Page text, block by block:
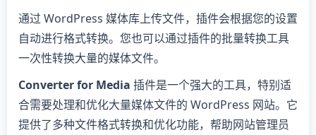
通过 WordPress 媒体库上传文件，插件会根据您的设置
自动进行格式转换。您也可以通过插件的批量转换工具
一次性转换大量的媒体文件。
Converter for Media 插件是一个强大的工具，特别适
合需要处理和优化大量媒体文件的 WordPress 网站。它
提供了多种文件格式转换和优化功能，帮助网站管理员